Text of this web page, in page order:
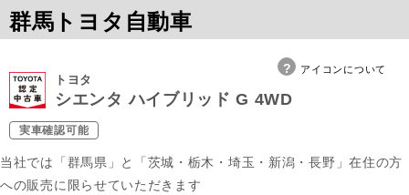
群馬トヨタ自動車
アイコンについて
トヨタ
シエンタ ハイブリッド G 4WD
実車確認可能
当社では「群馬県」と「茨城・栃木・埼玉・新潟・長野」在住の方
への販売に限らせていただきます